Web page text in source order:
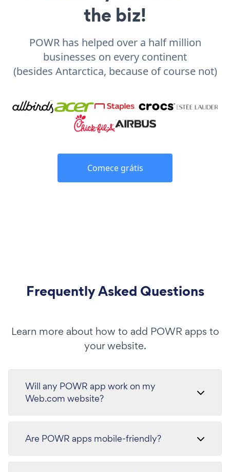
the biz!
POWR has helped over a half million
businesses on every continent
(besides Antarctica, because of course not)
Comece grátis
Frequently Asked Questions
Learn more about how to add POWR apps to
your website.
Will any POWR app work on my
Web.com website?
Are POWR apps mobile-friendly?